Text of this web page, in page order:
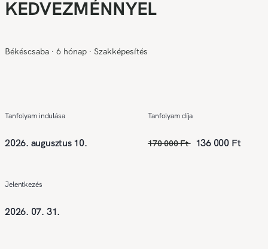
KEDVEZMÉNNYEL
Békéscsaba ∙ 6 hónap ∙ Szakképesítés
Tanfolyam indulása
2026. augusztus 10.
Tanfolyam díja
170 000 Ft 136 000 Ft
Jelentkezés
2026. 07. 31.